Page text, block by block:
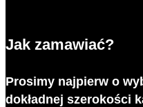
Jak zamawiać?
Prosimy najpierw o
dokładnej szerokości